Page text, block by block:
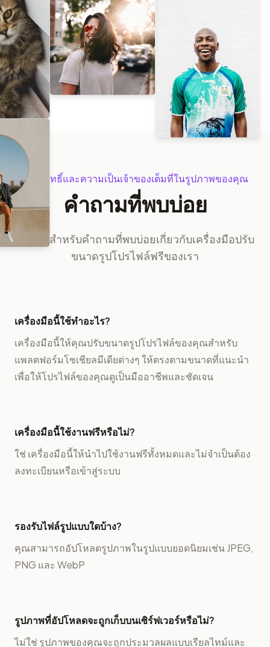
คุณมีสิทธิ์และความเป็นเจ้าของเต็มที่ในรูปภาพของคุณ
คำถามที่พบบ่อย
คำตอบสำหรับคำถามที่พบบ่อยเกี่ยวกับเครื่องมือปรับ
ขนาดรูปโปรไฟล์ฟรีของเรา
เครื่องมือนี้ใช้ทำอะไร?
เครื่องมือนี้ให้คุณปรับขนาดรูปโปรไฟล์ของคุณสำหรับ
แพลตฟอร์มโซเชียลมีเดียต่างๆ ให้ตรงตามขนาดที่แนะนำ
เพื่อให้โปรไฟล์ของคุณดูเป็นมืออาชีพและชัดเจน
เครื่องมือนี้ใช้งานฟรีหรือไม่?
ใช่ เครื่องมือนี้ให้นำไปใช้งานฟรีทั้งหมดและไม่จำเป็นต้อง
ลงทะเบียนหรือเข้าสู่ระบบ
รองรับไฟล์รูปแบบใดบ้าง?
คุณสามารถอัปโหลดรูปภาพในรูปแบบยอดนิยมเช่น JPEG,
PNG และ WebP
รูปภาพที่อัปโหลดจะถูกเก็บบนเซิร์ฟเวอร์หรือไม่?
ไม่ใช่ รูปภาพของคุณจะถูกประมวลผลแบบเรียลไทม์และ